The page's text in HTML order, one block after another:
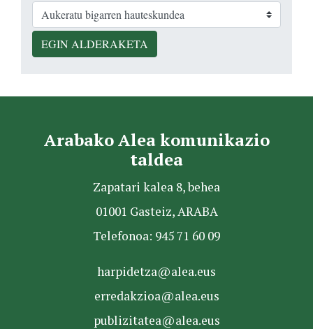
EGIN ALDERAKETA
Arabako Alea komunikazio
taldea
Zapatari kalea 8, behea
01001 Gasteiz, ARABA
Telefonoa: 945 71 60 09
harpidetza@alea.eus
erredakzioa@alea.eus
publizitatea@alea.eus